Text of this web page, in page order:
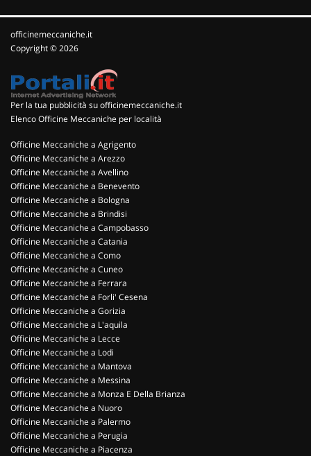
officinemeccaniche.it
Copyright © 2026
Per la tua pubblicità su officinemeccaniche.it
Elenco Officine Meccaniche per località
Officine Meccaniche a Agrigento
Officine Meccaniche a Arezzo
Officine Meccaniche a Avellino
Officine Meccaniche a Benevento
Officine Meccaniche a Bologna
Officine Meccaniche a Brindisi
Officine Meccaniche a Campobasso
Officine Meccaniche a Catania
Officine Meccaniche a Como
Officine Meccaniche a Cuneo
Officine Meccaniche a Ferrara
Officine Meccaniche a Forli' Cesena
Officine Meccaniche a Gorizia
Officine Meccaniche a L'aquila
Officine Meccaniche a Lecce
Officine Meccaniche a Lodi
Officine Meccaniche a Mantova
Officine Meccaniche a Messina
Officine Meccaniche a Monza E Della Brianza
Officine Meccaniche a Nuoro
Officine Meccaniche a Palermo
Officine Meccaniche a Perugia
Officine Meccaniche a Piacenza